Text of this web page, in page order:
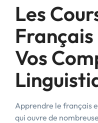
Les
Vos
Apprendre le français
qui ouvre de